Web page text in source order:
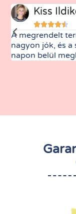
Kiss

A megrendelt
nagyon jók, és a
napon belül